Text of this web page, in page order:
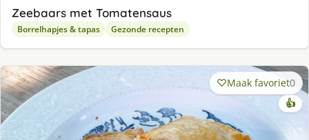
Zeebaars met Tomatensaus
Borrelhapjes & tapas Gezonde recepten
Maak favoriet0
👍